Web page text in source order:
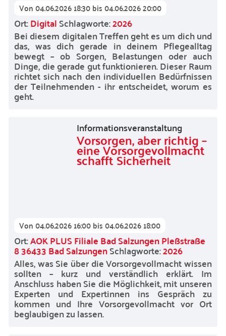
Von04.06.2026 18:30bis04.06.2026 20:00
Ort:DigitalSchlagworte:2026
Bei diesem digitalen Treffen geht es um dich und
das, was dich gerade in deinem Pflegealltag
bewegt – ob Sorgen, Belastungen oder auch
Dinge, die gerade gut funktionieren. Dieser Raum
richtet sich nach den individuellen Bedürfnissen
der Teilnehmenden - ihr entscheidet, worum es
geht.
Informationsveranstaltung
Vorsorgen, aber richtig –
eine Vorsorgevollmacht
schafft Sicherheit
Von04.06.2026 16:00bis04.06.2026 18:00
Ort:AOK PLUS Filiale Bad Salzungen Pleßstraße
8 36433 Bad SalzungenSchlagworte:2026
Alles, was Sie über die Vorsorgevollmacht wissen
sollten – kurz und verständlich erklärt. Im
Anschluss haben Sie die Möglichkeit, mit unseren
Experten und Expertinnen ins Gespräch zu
kommen und Ihre Vorsorgevollmacht vor Ort
beglaubigen zu lassen.